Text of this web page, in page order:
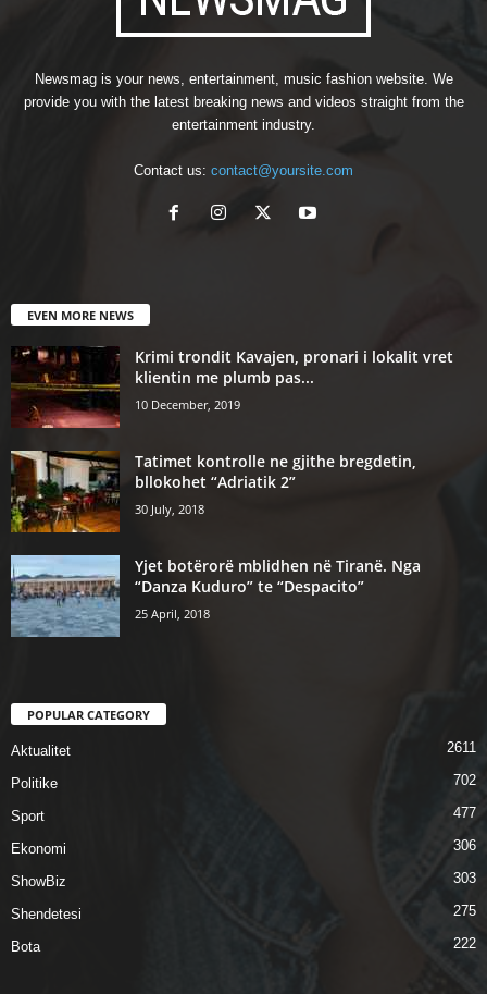
Newsmag is your news, entertainment, music fashion website. We
provide you with the latest breaking news and videos straight from the
entertainment industry.
Contact us: contact@yoursite.com
EVEN MORE NEWS
Krimi trondit Kavajen, pronari i lokalit vret
klientin me plumb pas...
10 December, 2019
Tatimet kontrolle ne gjithe bregdetin,
bllokohet “Adriatik 2”
30 July, 2018
Yjet botërorë mblidhen në Tiranë. Nga
“Danza Kuduro” te “Despacito”
25 April, 2018
POPULAR CATEGORY
Aktualitet 2611
Politike 702
Sport 477
Ekonomi 306
ShowBiz 303
Shendetesi 275
Bota 222